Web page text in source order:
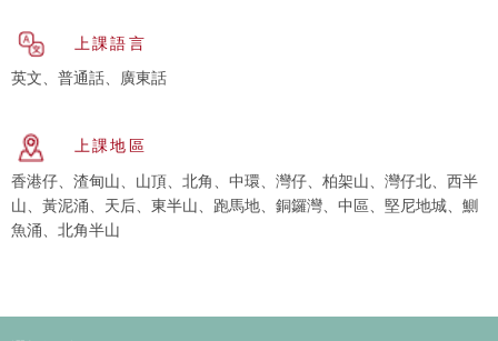
上課語言
英文、普通話、廣東話
上課地區
香港仔、渣甸山、山頂、北角、中環、灣仔、柏架山、灣仔北、西半
山、黃泥涌、天后、東半山、跑馬地、銅鑼灣、中區、堅尼地城、鰂
魚涌、北角半山